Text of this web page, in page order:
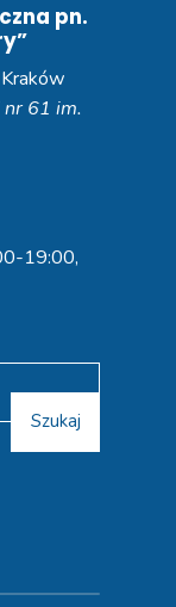
pn.
61 im.
19:00,
Szukaj